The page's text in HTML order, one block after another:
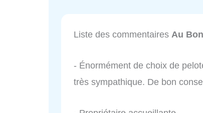
Liste des commentaires Au
- Énormément de choix de
très sympathique. De bon